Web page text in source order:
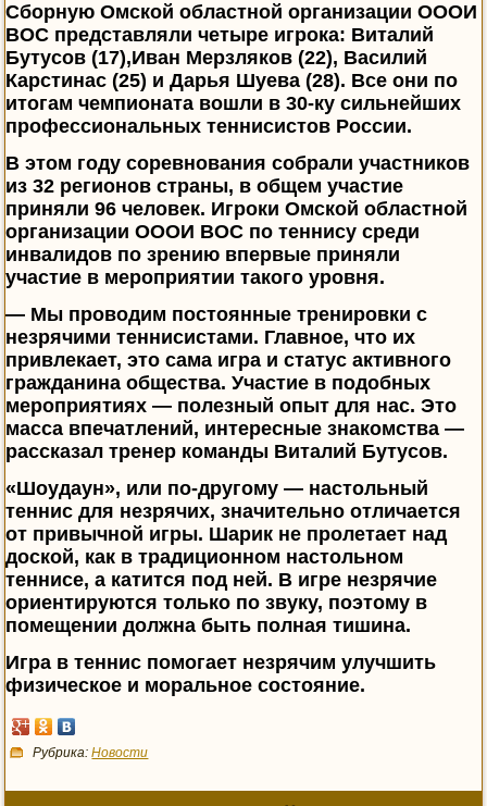
Сборную Омской областной организации ОООИ
ВОС представляли четыре игрока: Виталий
Бутусов (17),Иван Мерзляков (22), Василий
Карстинас (25) и Дарья Шуева (28). Все они по
итогам чемпионата вошли в 30-ку сильнейших
профессиональных теннисистов России.
В этом году соревнования собрали участников
из 32 регионов страны, в общем участие
приняли 96 человек. Игроки Омской областной
организации ОООИ ВОС по теннису среди
инвалидов по зрению впервые приняли
участие в мероприятии такого уровня.
— Мы проводим постоянные тренировки с
незрячими теннисистами. Главное, что их
привлекает, это сама игра и статус активного
гражданина общества. Участие в подобных
мероприятиях — полезный опыт для нас. Это
масса впечатлений, интересные знакомства —
рассказал тренер команды Виталий Бутусов.
«Шоудаун», или по-другому — настольный
теннис для незрячих, значительно отличается
от привычной игры. Шарик не пролетает над
доской, как в традиционном настольном
теннисе, а катится под ней. В игре незрячие
ориентируются только по звуку, поэтому в
помещении должна быть полная тишина.
Игра в теннис помогает незрячим улучшить
физическое и моральное состояние.
Рубрика: Новости